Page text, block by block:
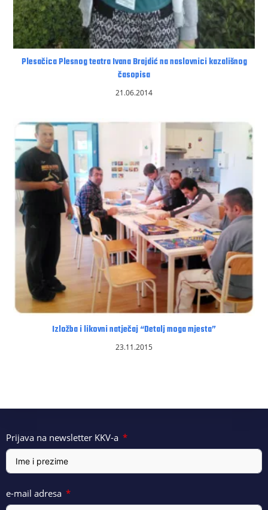
Plesačica Plesnog teatra Ivana Brajdić na naslovnici kazališnog
časopisa
21.06.2014
Izložba i likovni natječaj “Detalj moga mjesta”
23.11.2015
Prijava na newsletter KKV-a
e-mail adresa